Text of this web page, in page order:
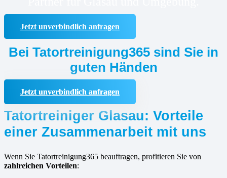
Jetzt unverbindlich anfragen
Bei Tatortreinigung365 sind Sie in
guten Händen
Jetzt unverbindlich anfragen
Tatortreiniger Glasau: Vorteile
einer Zusammenarbeit mit uns
Wenn Sie Tatortreinigung365 beauftragen, profitieren Sie von
zahlreichen Vorteilen: